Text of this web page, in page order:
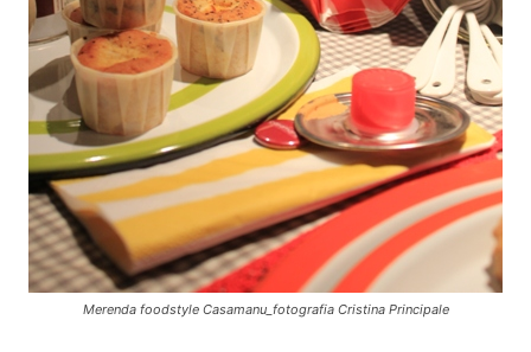
Merenda foodstyle Casamanu_fotografia Cristina Principale